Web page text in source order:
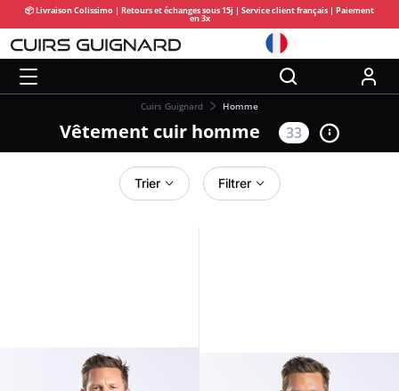
📦 Livraison Colissimo | Retours et échanges sous 15j | Service client français | Paiement
en 3x
Cuirs Guignard Homme
Vêtement cuir homme 33
Trier Filtrer